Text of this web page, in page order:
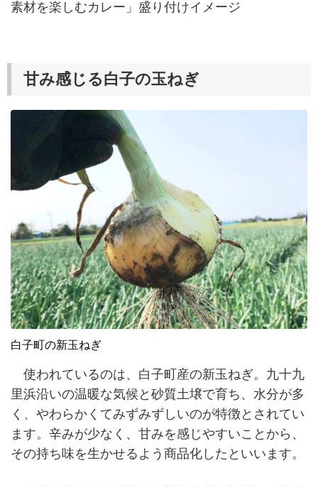
素材を楽しむカレー」盛り付けイメージ
甘み感じる白子の玉ねぎ
白子町の新玉ねぎ
使われているのは、白子町産の新玉ねぎ。九十九
里浜沿いの温暖な気候と砂質土壌で育ち、水分が多
く、やわらかくてみずみずしいのが特徴とされてい
ます。辛みが少なく、甘みを感じやすいことから、
その持ち味を生かせるよう商品化したといいます。